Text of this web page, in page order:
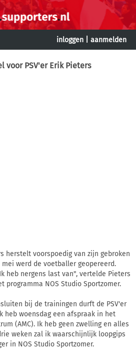
inloggen aanmelden
voor PSV'er Erik Pieters
herstelt voorspoedig van zijn gebroken
werd de voetballer geopereerd.
heb nergens last van", vertelde Pieters
programma NOS Studio Sportzomer.
bij de trainingen durft de PSV'er
heb woensdag een afspraak in het
(AMC). Ik heb geen zwelling en alles
weken zal ik waarschijnlijk loopgips
in NOS Studio Sportzomer.